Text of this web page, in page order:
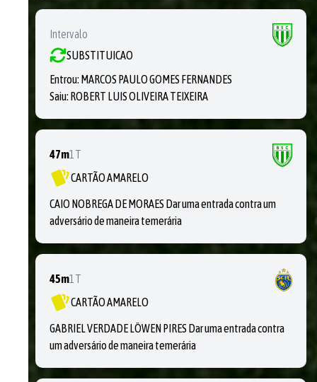
Intervalo
SUBSTITUICAO
Entrou: MARCOS PAULO GOMES FERNANDES
Saiu: ROBERT LUIS OLIVEIRA TEIXEIRA
47m1T
CARTÃO AMARELO
CAIO NOBREGA DE MORAES Dar uma entrada contra um
adversário de maneira temerária
45m1T
CARTÃO AMARELO
GABRIEL VERDADE LÖWEN PIRES Dar uma entrada contra
um adversário de maneira temerária